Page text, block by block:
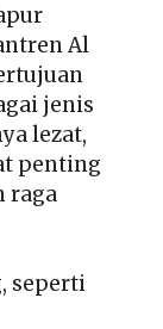
Al
jenis
lezat,
penting
raga
, seperti